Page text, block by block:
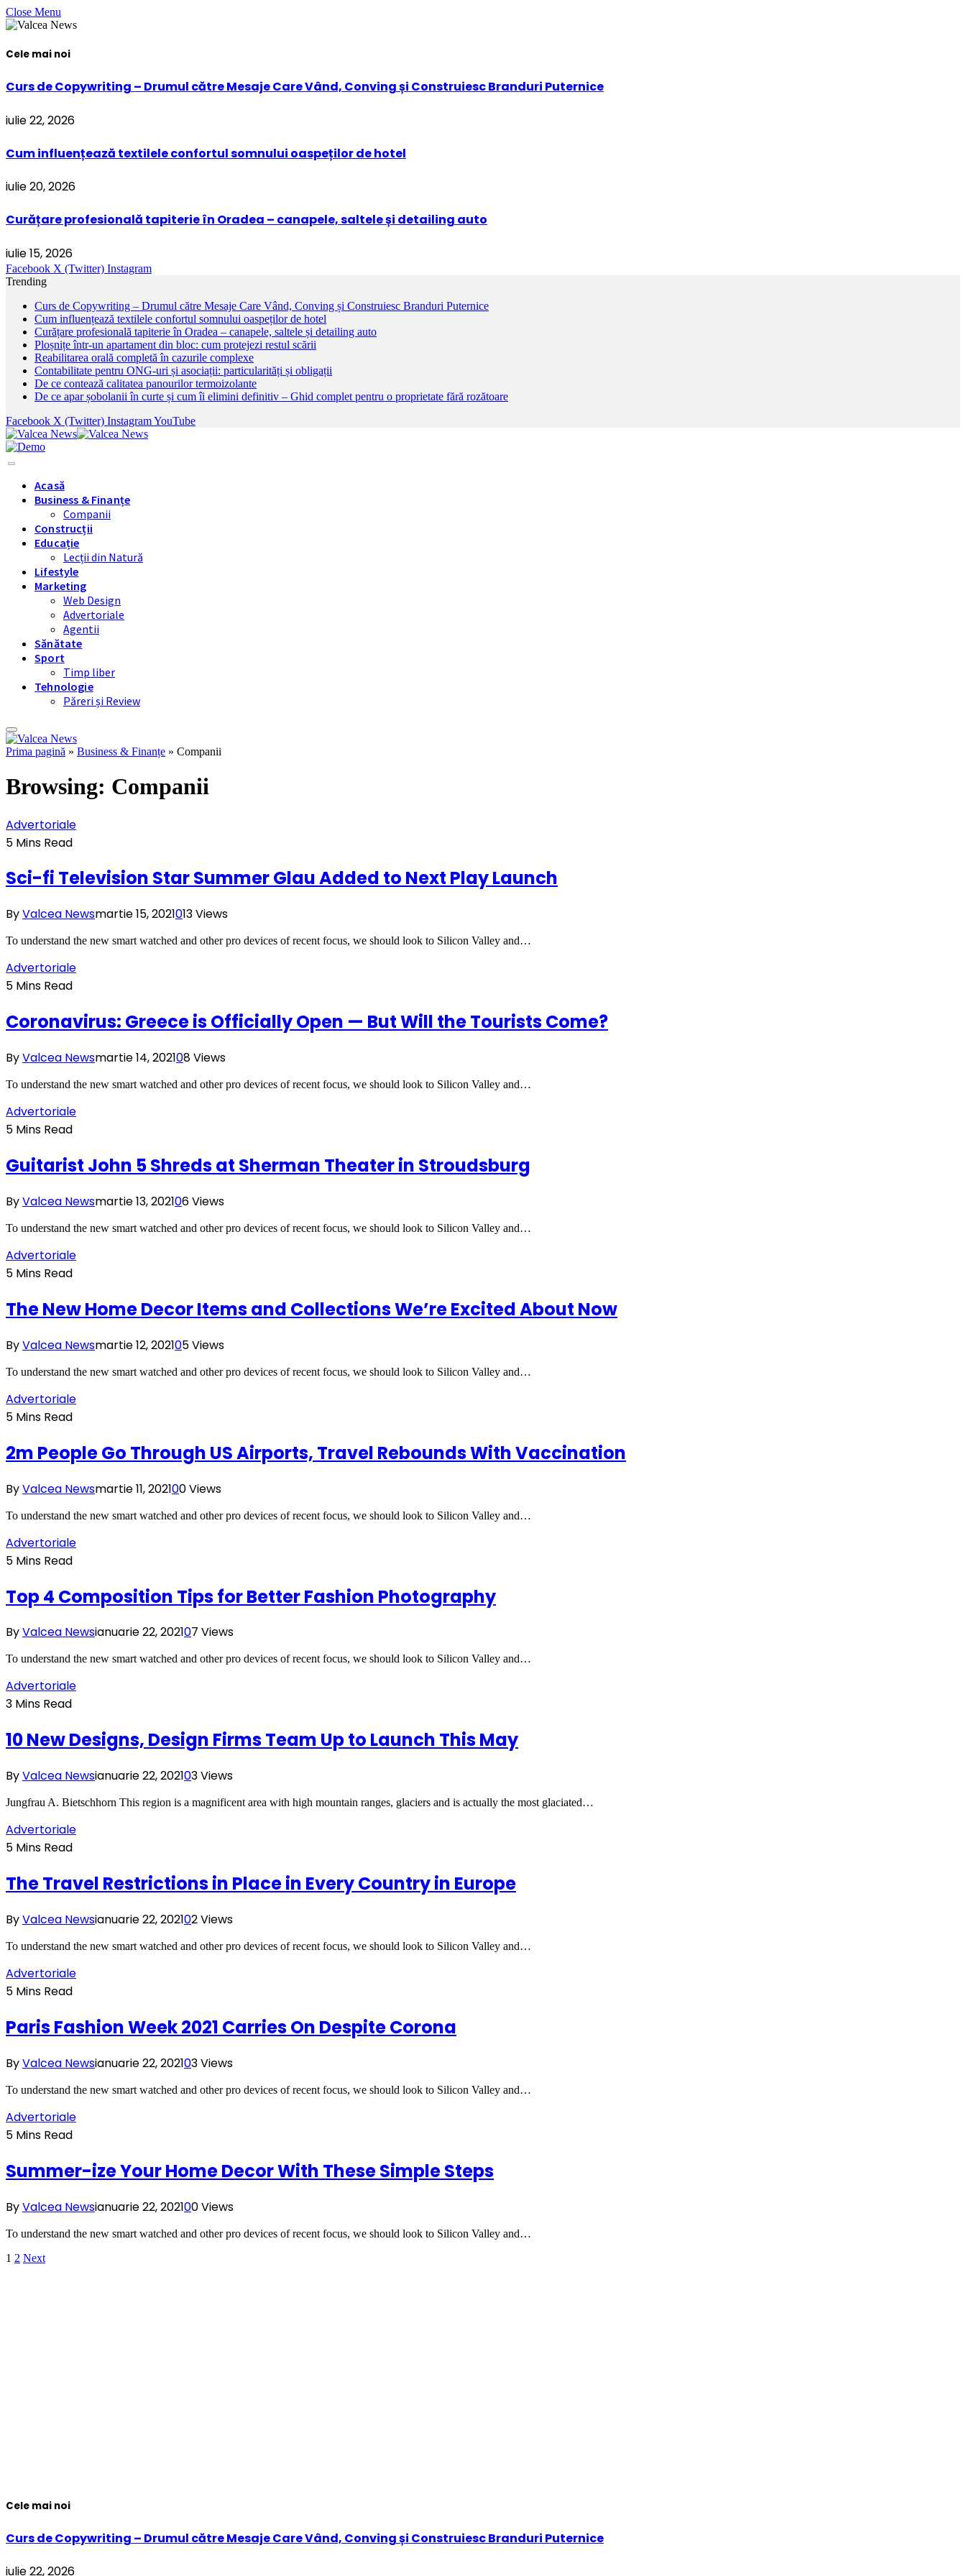
Close Menu
Cele mai noi
Curs de Copywriting – Drumul către Mesaje Care Vând, Conving și Construiesc Branduri Puternice
iulie 22, 2026
Cum influențează textilele confortul somnului oaspeților de hotel
iulie 20, 2026
Curățare profesională tapiterie în Oradea – canapele, saltele și detailing auto
iulie 15, 2026
Facebook X (Twitter) Instagram
Trending
Curs de Copywriting – Drumul către Mesaje Care Vând, Conving și Construiesc Branduri Puternice
Cum influențează textilele confortul somnului oaspeților de hotel
Curățare profesională tapiterie în Oradea – canapele, saltele și detailing auto
Ploșnițe într-un apartament din bloc: cum protejezi restul scării
Reabilitarea orală completă în cazurile complexe
Contabilitate pentru ONG-uri și asociații: particularități și obligații
De ce contează calitatea panourilor termoizolante
De ce apar șobolanii în curte și cum îi elimini definitiv – Ghid complet pentru o proprietate fără rozătoare
Facebook X (Twitter) InstagramYouTube
Acasă
Business & Finanțe
Companii
Construcții
Educație
Lecții din Natură
Lifestyle
Marketing
Web Design
Advertoriale
Agentii
Sănătate
Sport
Timp liber
Tehnologie
Păreri și Review
Prima pagină » Business & Finanțe » Companii
Browsing: Companii
Advertoriale
5 Mins Read
Sci-fi Television Star Summer Glau Added to Next Play Launch
ByValcea Newsmartie 15, 2021013Views
To understand the new smart watched and other pro devices of recent focus, we should look to Silicon Valley and…
Advertoriale
5 Mins Read
Coronavirus: Greece is Officially Open — But Will the Tourists Come?
ByValcea Newsmartie 14, 202108Views
To understand the new smart watched and other pro devices of recent focus, we should look to Silicon Valley and…
Advertoriale
5 Mins Read
Guitarist John 5 Shreds at Sherman Theater in Stroudsburg
ByValcea Newsmartie 13, 202106Views
To understand the new smart watched and other pro devices of recent focus, we should look to Silicon Valley and…
Advertoriale
5 Mins Read
The New Home Decor Items and Collections We’re Excited About Now
ByValcea Newsmartie 12, 202105Views
To understand the new smart watched and other pro devices of recent focus, we should look to Silicon Valley and…
Advertoriale
5 Mins Read
2m People Go Through US Airports, Travel Rebounds With Vaccination
ByValcea Newsmartie 11, 202100Views
To understand the new smart watched and other pro devices of recent focus, we should look to Silicon Valley and…
Advertoriale
5 Mins Read
Top 4 Composition Tips for Better Fashion Photography
ByValcea Newsianuarie 22, 202107 Views
To understand the new smart watched and other pro devices of recent focus, we should look to Silicon Valley and…
Advertoriale
3 Mins Read
10 New Designs, Design Firms Team Up to Launch This May
ByValcea Newsianuarie 22, 202103Views
Jungfrau A. Bietschhorn This region is a magnificent area with high mountain ranges, glaciers and is actually the most glaciated…
Advertoriale
5 Mins Read
The Travel Restrictions in Place in Every Country in Europe
ByValcea Newsianuarie 22, 202102Views
To understand the new smart watched and other pro devices of recent focus, we should look to Silicon Valley and…
Advertoriale
5 Mins Read
Paris Fashion Week 2021 Carries On Despite Corona
ByValcea Newsianuarie 22, 202103Views
To understand the new smart watched and other pro devices of recent focus, we should look to Silicon Valley and…
Advertoriale
5 Mins Read
Summer-ize Your Home Decor With These Simple Steps
ByValcea Newsianuarie 22, 202100Views
To understand the new smart watched and other pro devices of recent focus, we should look to Silicon Valley and…
1 2 Next
Cele mai noi
Curs de Copywriting – Drumul către Mesaje Care Vând, Conving și Construiesc Branduri Puternice
iulie 22, 2026